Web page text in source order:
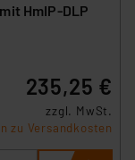
HmIP‑DLP
235,25 €
zzgl. MwSt.
zu Versandkosten